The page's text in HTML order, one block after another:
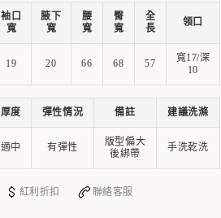
袖口
寬
腋下
寬
腰
寬
臀
寬
全
長
領口
19 20 66 68 57
寬17/深
10
厚度 彈性情況 備註 建議洗滌
適中 有彈性
版型偏大
後綁帶
手洗乾洗
紅利折扣 聯絡客服